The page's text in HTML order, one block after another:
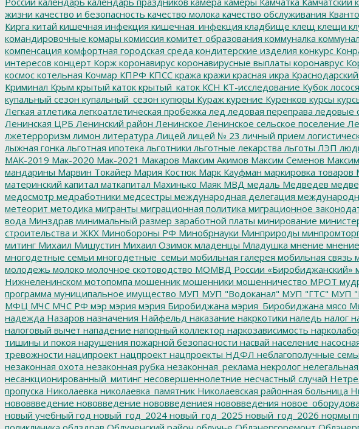
жизни качество и безопасность качество молока качество обслуживания
Кирга китай кишечная инфекция кишечная_инфекция кладбище клещ клещи
командировочные комары комиссия комитет образования коммуналка
компенсация комфортная городская среда кондитерские изделия конкурс
интересов концерт Корж коронавирус коронавирусные выплаты коронаврус
космос котельная Кочмар КПРФ КПСС кража кражи красная икра
Криминал Крым крытый каток крытый_каток КСН КТ-исследование Кубок лосося
купальный сезон купальный_сезон купюры Кураж курение Куренков курсы
Легкая атлетика легкоатлетическая пробежка лед ледовая переправа ледовые
Ленинская ЦРБ Ленинский район Ленинское Ленинское сельское поселение
лжетерроризм лимон литература Лицей лицей № 23 личный прием
лыжная гонка льготная ипотека льготники льготные лекарства льготы ЛЭП
МАК-2019 Мак-2020 Мак-2021 Макаров Максим Акимов Максим Семенов
мандарины Марвин Токайер Мария Костюк Марк Кауфман маркировка товаров
материнский капитал маткапитал Махинько Маяк МВД медаль Медведев
медосмотр медработники медсестры международная делегация
метеорит методика мигранты миграционная политика миграционное
вода Минздрав минимальный размер заработной платы минирование
строительства и ЖКХ Минобороны РФ Минобрнауки Минприроды
митинг Михаил Мишустин Михаил Озимок младенцы Младушка мнение
многодетные семьи многодетные_семьи мобильная галерея мобильная связь
молодежь молоко молочное скотоводство МОМВД России «Биробиджанский»
Нижнеленинском мотопомпа мошенник мошенники мошенничество МРОТ
программа муниципальное имущество МУП МУП "Водоканал" МУП "ГТС" МУП
МФЦ МЧС МЧС РФ мэр мэрия мэрия Биробиджана мэрия_Биробиджана мясо
надежда Назаров назначения Найфельд наказание накркотики наледь налог
налоговый вычет нападение напорный коллектор наркозависимость
тишины и покоя нарушения пожарной безопасности насвай население
тревожности наципроект нацпроект нацпроекты НДФЛ неблагополучные
незаконная охота незаконная рубка незаконная_реклама некролог
несанкционированный_митинг несовершеннолетние несчастный случай
пропуска Николаевка николаевка_памятник Николаевская районная больница
нововвведение нововведение нововведениея нововведения
новый учебный год новый_год_2024 новый_год_2025 новый_год_2026 нормы